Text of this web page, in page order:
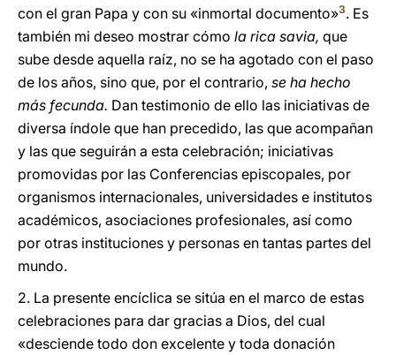
con el gran Papa y con su «inmortal documento»3. Es
también mi deseo mostrar cómo la rica savia, que
sube desde aquella raíz, no se ha agotado con el paso
de los años, sino que, por el contrario, se ha hecho
más fecunda. Dan testimonio de ello las iniciativas de
diversa índole que han precedido, las que acompañan
y las que seguirán a esta celebración; iniciativas
promovidas por las Conferencias episcopales, por
organismos internacionales, universidades e institutos
académicos, asociaciones profesionales, así como
por otras instituciones y personas en tantas partes del
mundo.
2. La presente encíclica se sitúa en el marco de estas
celebraciones para dar gracias a Dios, del cual
«desciende todo don excelente y toda donación